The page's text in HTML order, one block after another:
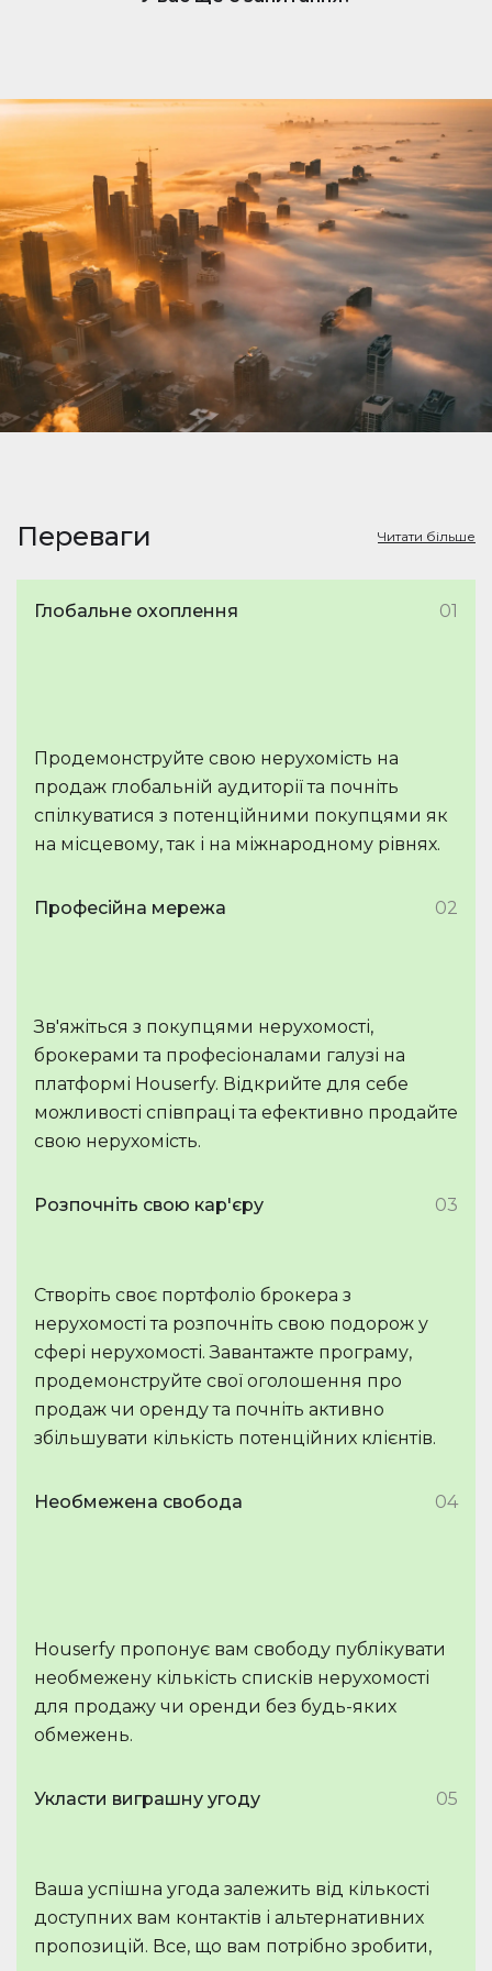
нерухомості. Коли вам подобається оголошення,
Щоб відповісти та зв’язатися з потенційними
покупцями чи орендарями, переконайтеся, що
ваша підписка активна.
Переваги Читати більше
Глобальне охоплення 01
Продемонструйте свою нерухомість на
продаж глобальній аудиторії та почніть
спілкуватися з потенційними покупцями як
на місцевому, так і на міжнародному рівнях.
Професійна мережа 02
Зв'яжіться з покупцями нерухомості,
брокерами та професіоналами галузі на
платформі Houserfy. Відкрийте для себе
можливості співпраці та ефективно продайте
свою нерухомість.
Розпочніть свою кар'єру 03
Створіть своє портфоліо брокера з
нерухомості та розпочніть свою подорож у
сфері нерухомості. Завантажте програму,
продемонструйте свої оголошення про
продаж чи оренду та почніть активно
збільшувати кількість потенційних клієнтів.
Необмежена свобода 04
Houserfy пропонує вам свободу публікувати
необмежену кількість списків нерухомості
для продажу чи оренди без будь-яких
обмежень.
Укласти виграшну угоду 05
Ваша успішна угода залежить від кількості
доступних вам контактів і альтернативних
пропозицій. Все, що вам потрібно зробити,